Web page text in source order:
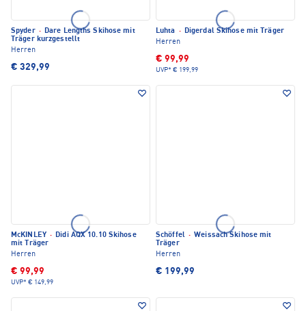
Spyder · Dare Lengths Skihose mit
Träger kurzgestellt
Herren
€ 329,99
Luhta · Digerdal Skihose mit Träger
Herren
€ 99,99
UVP* € 199,99
McKINLEY · Didi AQX 10.10 Skihose
mit Träger
Herren
€ 99,99
UVP* € 149,99
Schöffel · Weissach Skihose mit
Träger
Herren
€ 199,99